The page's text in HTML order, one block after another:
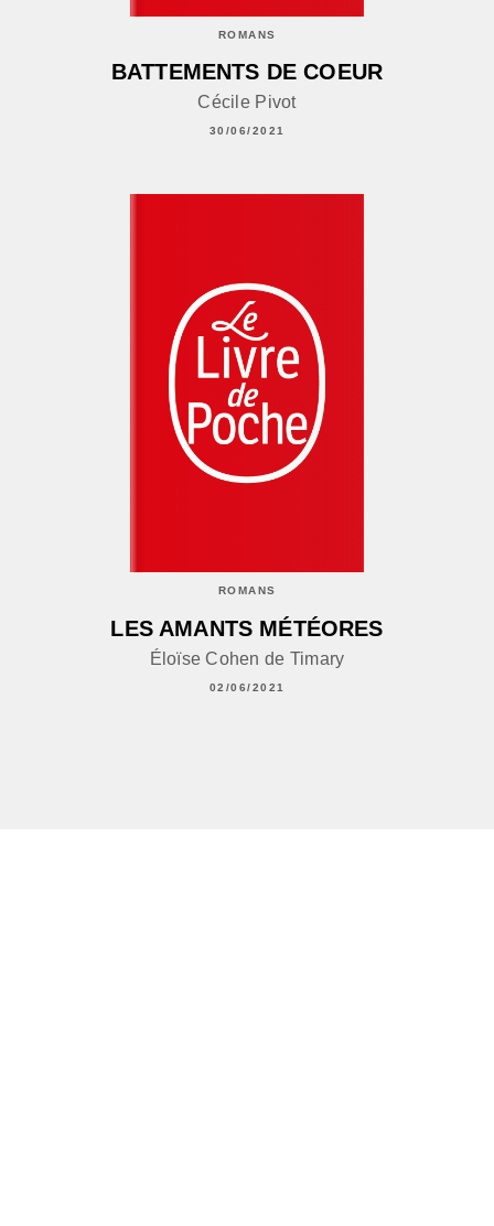
ROMANS
BATTEMENTS DE COEUR
Cécile Pivot
30/06/2021
ROMANS
LES AMANTS MÉTÉORES
Éloïse Cohen de Timary
02/06/2021